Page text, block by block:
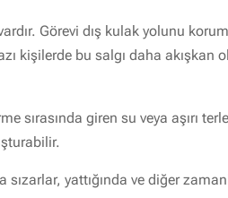
Görevi dış kulak yolunu
kişilerde bu salgı daha akışkan
sırasında giren su veya aşırı
sızarlar, yattığında ve diğer